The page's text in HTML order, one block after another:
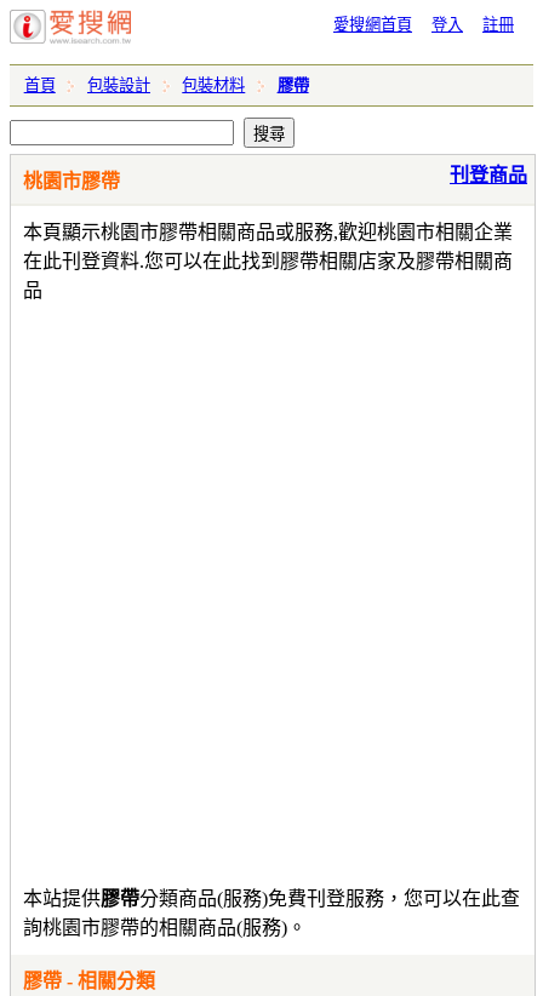
愛搜網首頁 登入 註冊
首頁 包裝設計 包裝材料 膠帶
桃園市膠帶
本頁顯示桃園市膠帶相關商品或服務,歡迎桃園市相關企業
在此刊登資料.您可以在此找到膠帶相關店家及膠帶相關商
品
刊登商品
本站提供膠帶分類商品(服務)免費刊登服務，您可以在此查
詢桃園市膠帶的相關商品(服務)。
膠帶 - 相關分類